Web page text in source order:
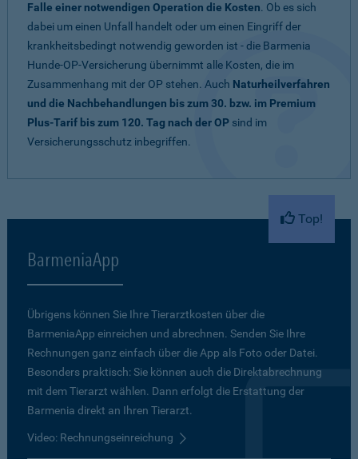
Falle einer notwendigen Operation die Kosten. Ob es sich
dabei um einen Unfall handelt oder um einen Eingriff der
krankheitsbedingt notwendig geworden ist - die Barmenia
Hunde-OP-Versicherung übernimmt alle Kosten, die im
Zusammenhang mit der OP stehen. Auch Naturheilverfahren
und die Nachbehandlungen bis zum 30. bzw. im Premium
Plus-Tarif bis zum 120. Tag nach der OP sind im
Versicherungsschutz inbegriffen.
Top!
BarmeniaApp
Übrigens können Sie Ihre Tierarztkosten über die
BarmeniaApp einreichen und abrechnen. Senden Sie Ihre
Rechnungen ganz einfach über die App als Foto oder Datei.
Besonders praktisch: Sie können auch die Direktabrechnung
mit dem Tierarzt wählen. Dann erfolgt die Erstattung der
Barmenia direkt an Ihren Tierarzt.
Video: Rechnungseinreichung